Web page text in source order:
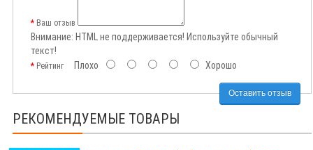
Ваш отзыв
Внимание: HTML не поддерживается! Используйте обычный
текст!
РейтингПлохо Хорошо
Оставить отзыв
РЕКОМЕНДУЕМЫЕ ТОВАРЫ